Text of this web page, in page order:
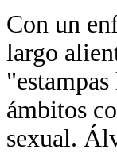
Con un
largo
ámbitos
sexual.